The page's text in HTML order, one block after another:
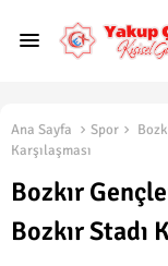
Ana Sayfa Spor
Karşılaşması
Bozkır
Bozkır Stadı